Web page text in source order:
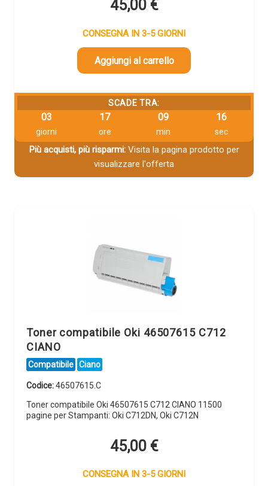
45,00 €
CONSEGNA IN 3-5 GIORNI
Aggiungi al carrello
SCADE TRA:
03
giorni
17
ore
09
min
16
sec
Più acquisti, più risparmi:Visita la pagina prodotto per
visualizzare l'offerta
Toner compatibile Oki 46507615 C712
CIANO
Compatibile Ciano
Codice:46507615.C
Toner compatibile Oki 46507615 C712 CIANO 11500
pagine per Stampanti: Oki C712DN, Oki C712N
45,00 €
CONSEGNA IN 3-5 GIORNI